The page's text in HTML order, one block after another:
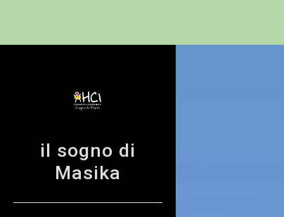
il sogno di
Masika